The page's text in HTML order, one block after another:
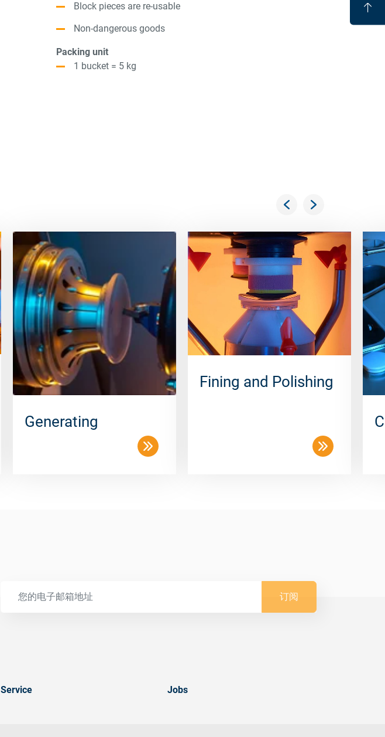
Block pieces are re-usable
Non-dangerous goods
Packing unit
1 bucket = 5 kg
Generating
Fining and Polishing
订阅
Service Jobs